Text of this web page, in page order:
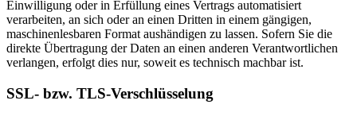
Einwilligung oder in Erfüllung eines Vertrags automatisiert
verarbeiten, an sich oder an einen Dritten in einem gängigen,
maschinenlesbaren Format aushändigen zu lassen. Sofern Sie die
direkte Übertragung der Daten an einen anderen Verantwortlichen
verlangen, erfolgt dies nur, soweit es technisch machbar ist.
SSL- bzw. TLS-Verschlüsselung